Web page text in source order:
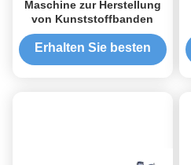
Maschine zur Herstellung
von Kunststoffbanden
Erhalten Sie besten